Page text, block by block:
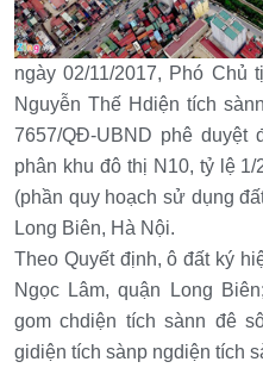
ngày 02/11/2017, Phó Chủ
Nguyễn Thế Hdiện tích
7657/QĐ-UBND phê duyệt
phân khu đô thị N10, tỷ lệ
(phần quy hoạch sử dụng
Long Biên, Hà Nội.
Theo Quyết định, ô đất ký
Ngọc Lâm, quận Long
gom chdiện tích sànn đê
gidiện tích sànp ngdiện tích